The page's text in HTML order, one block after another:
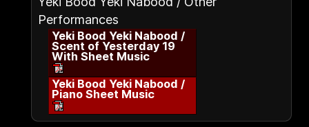
Performances
Yeki Bood Yeki Nabood /
Scent of Yesterday 19
With Sheet Music
Yeki Bood Yeki Nabood /
Piano Sheet Music